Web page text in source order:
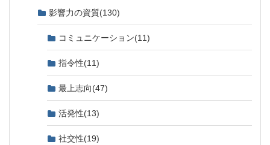
影響力の資質(130)
コミュニケーション(11)
指令性(11)
最上志向(47)
活発性(13)
社交性(19)